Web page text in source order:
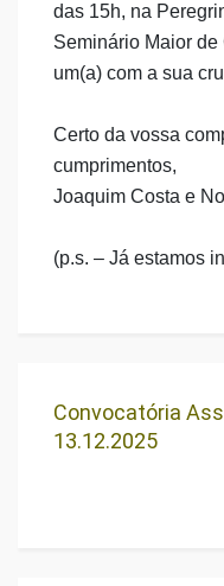
das 15h, na
Seminário Maior
um(a) com a sua
Certo da vossa
cumprimentos,
Joaquim Costa e
(p.s. – Já estamos
Convocatória
13.12.2025